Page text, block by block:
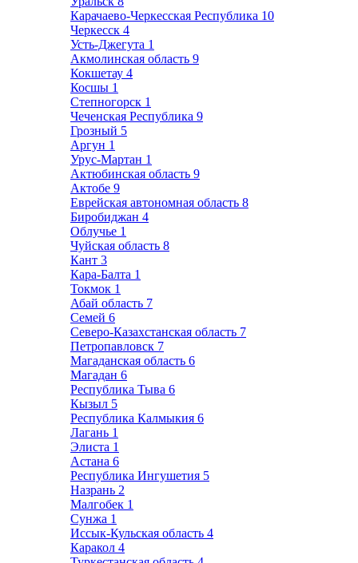
Карачаево-Черкесская Республика 10
Черкесск 4
Усть-Джегута 1
Акмолинская область 9
Кокшетау 4
Косшы 1
Степногорск 1
Чеченская Республика 9
Грозный 5
Аргун 1
Урус-Мартан 1
Актюбинская область 9
Актобе 9
Еврейская автономная область 8
Биробиджан 4
Облучье 1
Чуйская область 8
Кант 3
Кара-Балта 1
Токмок 1
Абай область 7
Семей 6
Северо-Казахстанская область 7
Петропавловск 7
Магаданская область 6
Магадан 6
Республика Тыва 6
Кызыл 5
Республика Калмыкия 6
Лагань 1
Элиста 1
Астана 6
Республика Ингушетия 5
Назрань 2
Малгобек 1
Сунжа 1
Иссык-Кульская область 4
Каракол 4